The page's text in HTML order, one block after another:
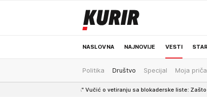
NASLOVNA NAJNOVIJE VESTI
ODRŽIVA BUDUĆNOST REGION
Politika Društvo Specijal Moja priča
VOJKA" Vučić o vetiranju sa blokaderske liste: Zašto smo dužni da